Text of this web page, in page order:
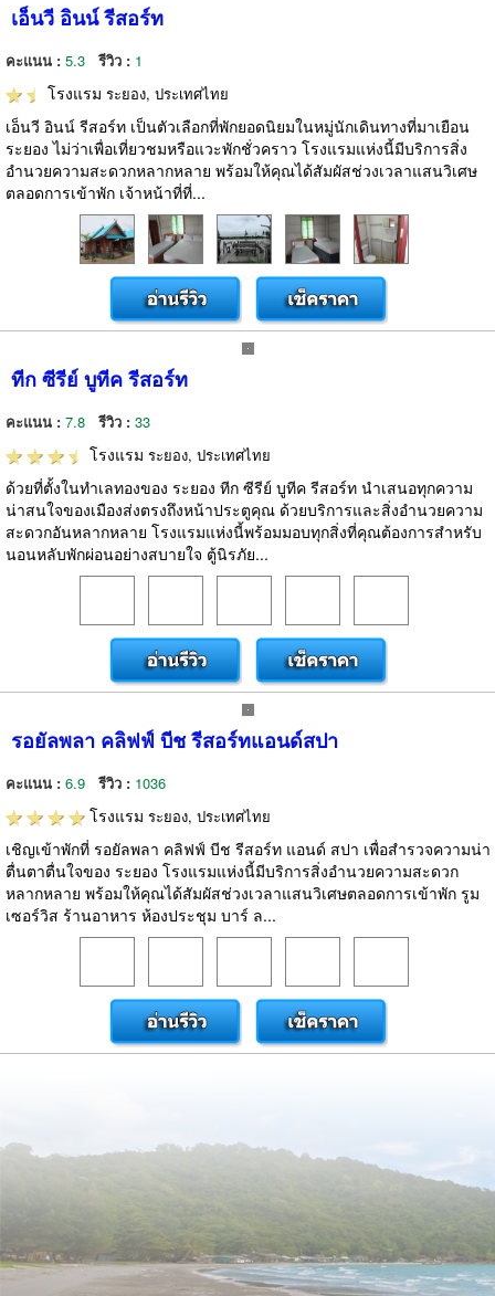
เอ็นวี อินน์ รีสอร์ท
คะแนน : 5.3 รีวิว : 1
โรงแรม ระยอง, ประเทศไทย
เอ็นวี อินน์ รีสอร์ท เป็นตัวเลือกที่พักยอดนิยมในหมู่นักเดินทางที่มาเยือน
ระยอง ไม่ว่าเพื่อเที่ยวชมหรือแวะพักชั่วคราว โรงแรมแห่งนี้มีบริการสิ่ง
อำนวยความสะดวกหลากหลาย พร้อมให้คุณได้สัมผัสช่วงเวลาแสนวิเศษ
ตลอดการเข้าพัก เจ้าหน้าที่ที่...
ทีก ซีรีย์ บูทีค รีสอร์ท
คะแนน : 7.8 รีวิว : 33
โรงแรม ระยอง, ประเทศไทย
ด้วยที่ตั้งในทำเลทองของ ระยอง ทีก ซีรีย์ บูทีค รีสอร์ท นำเสนอทุกความ
น่าสนใจของเมืองส่งตรงถึงหน้าประตูคุณ ด้วยบริการและสิ่งอำนวยความ
สะดวกอันหลากหลาย โรงแรมแห่งนี้พร้อมมอบทุกสิ่งที่คุณต้องการสำหรับ
นอนหลับพักผ่อนอย่างสบายใจ ตู้นิรภัย...
รอยัลพลา คลิฟฟ์ บีช รีสอร์ทแอนด์สปา
คะแนน : 6.9 รีวิว : 1036
โรงแรม ระยอง, ประเทศไทย
เชิญเข้าพักที่ รอยัลพลา คลิฟฟ์ บีช รีสอร์ท แอนด์ สปา เพื่อสำรวจความน่า
ตื่นตาตื่นใจของ ระยอง โรงแรมแห่งนี้มีบริการสิ่งอำนวยความสะดวก
หลากหลาย พร้อมให้คุณได้สัมผัสช่วงเวลาแสนวิเศษตลอดการเข้าพัก รูม
เซอร์วิส ร้านอาหาร ห้องประชุม บาร์ ล...